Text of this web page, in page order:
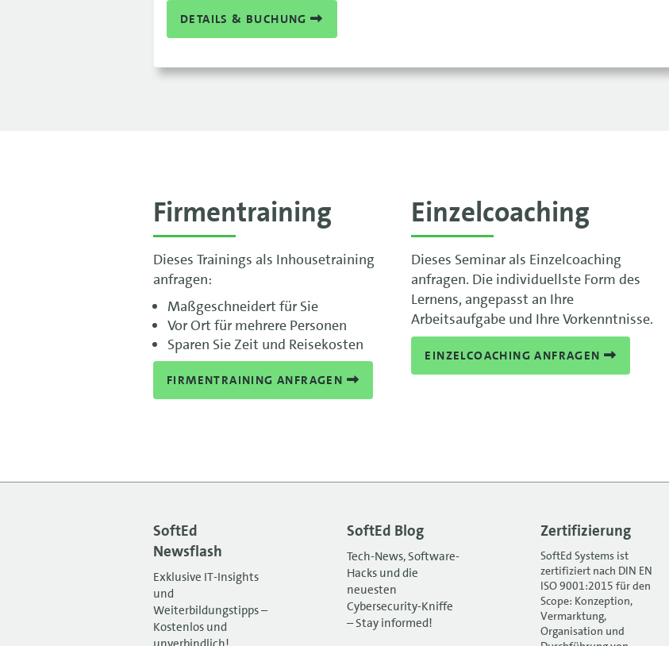
DETAILS & BUCHUNG
Firmentraining
Dieses Trainings als Inhousetraining
anfragen:
Maßgeschneidert für Sie
Vor Ort für mehrere Personen
Sparen Sie Zeit und Reisekosten
FIRMENTRAINING ANFRAGEN
Einzelcoaching
Dieses Seminar als Einzelcoaching
anfragen. Die individuellste Form des
Lernens, angepasst an Ihre
Arbeitsaufgabe und Ihre Vorkenntnisse.
EINZELCOACHING ANFRAGEN
SoftEd
Newsflash
Exklusive IT-Insights
und
Weiterbildungstipps –
Kostenlos und
SoftEd Blog
Tech-News, Software-
Hacks und die
neuesten
Cybersecurity-Kniffe
– Stay informed!
Zertifizierung
SoftEd Systems ist
zertifiziert nach DIN EN
ISO 9001:2015 für den
Scope: Konzeption,
Vermarktung,
Organisation und